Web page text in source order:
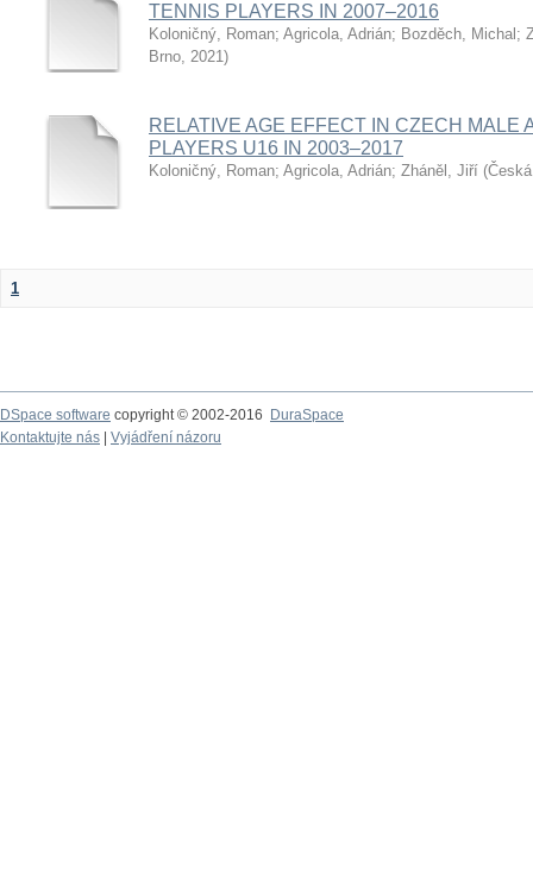
TENNIS PLAYERS IN 2007–2016
Koloničný, Roman; Agricola, Adrián; Bozděch, Michal ;
Brno, 2021)
RELATIVE AGE EFFECT IN CZECH MALE
PLAYERS U16 IN 2003–2017
Koloničný, Roman; Agricola, Adrián; Zháněl, Jiří (
1
DSpace software copyright © 2002-2016
DuraSpace
Kontaktujte nás
Vyjádření názoru